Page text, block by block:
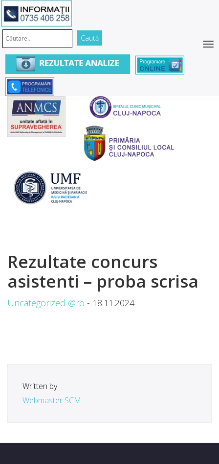
Rezultate concurs
asistenti – proba scrisa
Uncategorized @ro - 18.11.2024
Written by
Webmaster SCM